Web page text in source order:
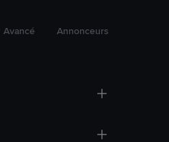
Avancé Annonceurs